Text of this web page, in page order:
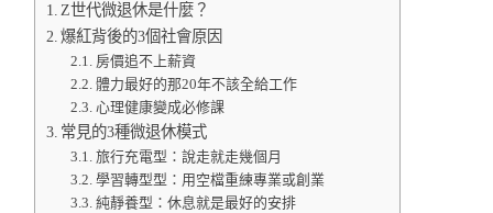
Z世代微退休是什麼？
爆紅背後的3個社會原因
房價追不上薪資
體力最好的那20年不該全給工作
心理健康變成必修課
常見的3種微退休模式
旅行充電型：說走就走幾個月
學習轉型型：用空檔重練專業或創業
純靜養型：休息就是最好的安排